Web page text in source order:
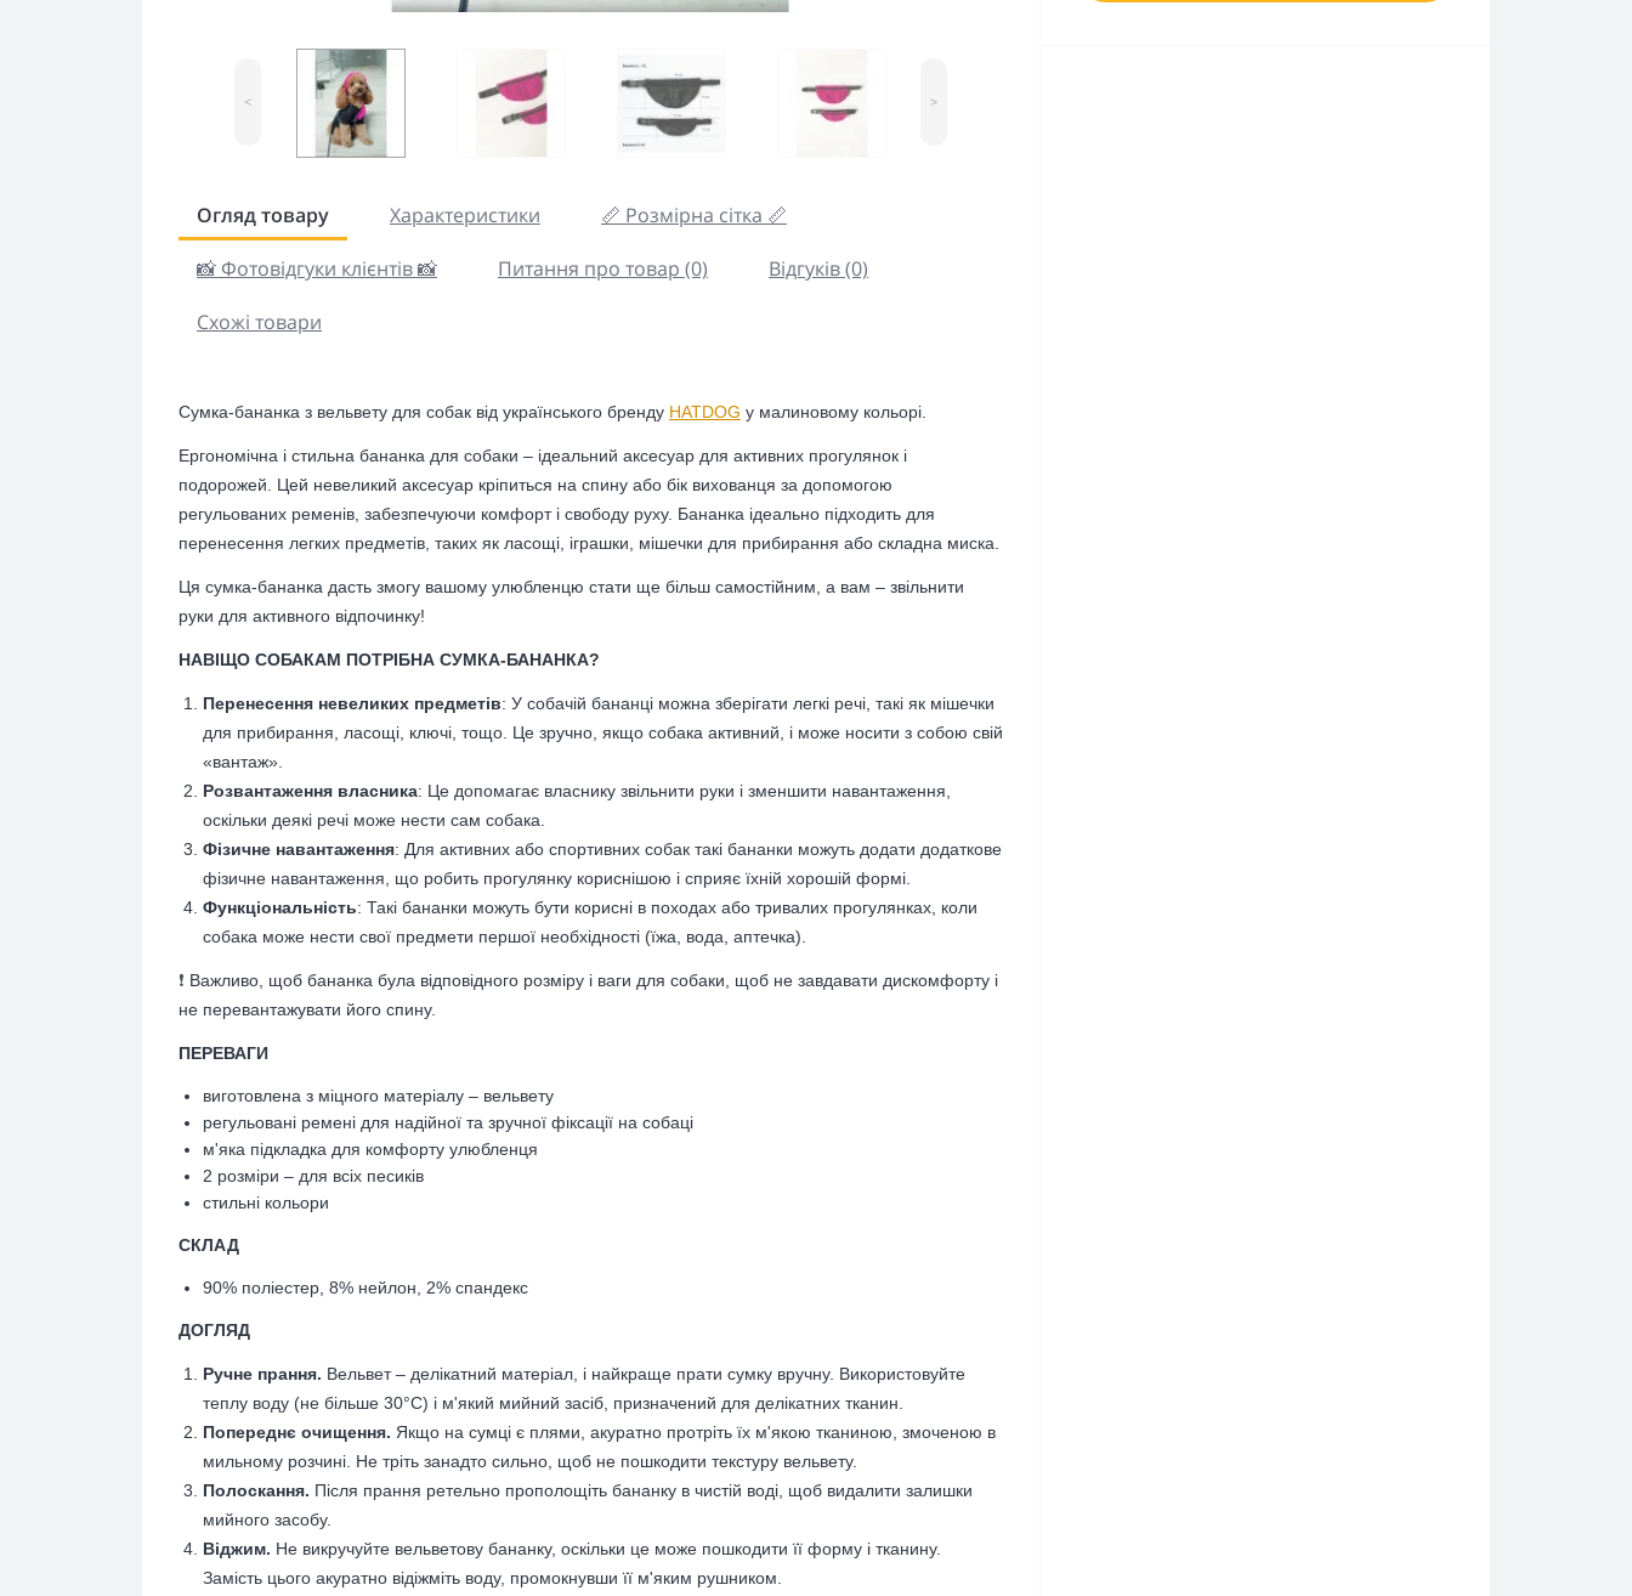
< >
Огляд товару Характеристики
📏 Розмірна сітка 📏
📸 Фотовідгуки клієнтів 📸
Питання про товар (0)
Відгуків (0)
Схожі товари
Сумка-бананка з вельвету для собак від українського бренду HATDOG у малиновому кольорі.
Ергономічна і стильна бананка для собаки – ідеальний аксесуар для активних прогулянок і
подорожей. Цей невеликий аксесуар кріпиться на спину або бік вихованця за допомогою
регульованих ременів, забезпечуючи комфорт і свободу руху. Бананка ідеально підходить для
перенесення легких предметів, таких як ласощі, іграшки, мішечки для прибирання або складна миска.
Ця сумка-бананка дасть змогу вашому улюбленцю стати ще більш самостійним, а вам – звільнити
руки для активного відпочинку!
НАВІЩО СОБАКАМ ПОТРІБНА СУМКА-БАНАНКА?
Перенесення невеликих предметів: У собачій бананці можна зберігати легкі речі, такі як мішечки
для прибирання, ласощі, ключі, тощо. Це зручно, якщо собака активний, і може носити з собою свій
«вантаж».
Розвантаження власника: Це допомагає власнику звільнити руки і зменшити навантаження,
оскільки деякі речі може нести сам собака.
Фізичне навантаження: Для активних або спортивних собак такі бананки можуть додати додаткове
фізичне навантаження, що робить прогулянку кориснішою і сприяє їхній хорошій формі.
Функціональність: Такі бананки можуть бути корисні в походах або тривалих прогулянках, коли
собака може нести свої предмети першої необхідності (їжа, вода, аптечка).
❗ Важливо, щоб бананка була відповідного розміру і ваги для собаки, щоб не завдавати дискомфорту і
не перевантажувати його спину.
ПЕРЕВАГИ
виготовлена з міцного матеріалу – вельвету
регульовані ремені для надійної та зручної фіксації на собаці
м'яка підкладка для комфорту улюбленця
2 розміри – для всіх песиків
стильні кольори
CКЛАД
90% поліестер, 8% нейлон, 2% спандекс
ДОГЛЯД
Ручне прання. Вельвет – делікатний матеріал, і найкраще прати сумку вручну. Використовуйте
теплу воду (не більше 30°C) і м'який мийний засіб, призначений для делікатних тканин.
Попереднє очищення. Якщо на сумці є плями, акуратно протріть їх м'якою тканиною, змоченою в
мильному розчині. Не тріть занадто сильно, щоб не пошкодити текстуру вельвету.
Полоскання. Після прання ретельно прополощіть бананку в чистій воді, щоб видалити залишки
мийного засобу.
Віджим. Не викручуйте вельветову бананку, оскільки це може пошкодити її форму і тканину.
Замість цього акуратно відіжміть воду, промокнувши її м'яким рушником.